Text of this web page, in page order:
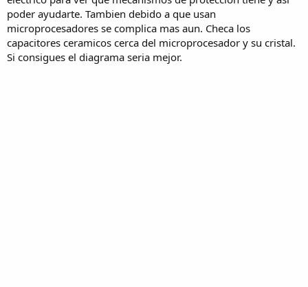
poder ayudarte. Tambien debido a que usan
microprocesadores se complica mas aun. Checa los
capacitores ceramicos cerca del microprocesador y su cristal.
Si consigues el diagrama seria mejor.